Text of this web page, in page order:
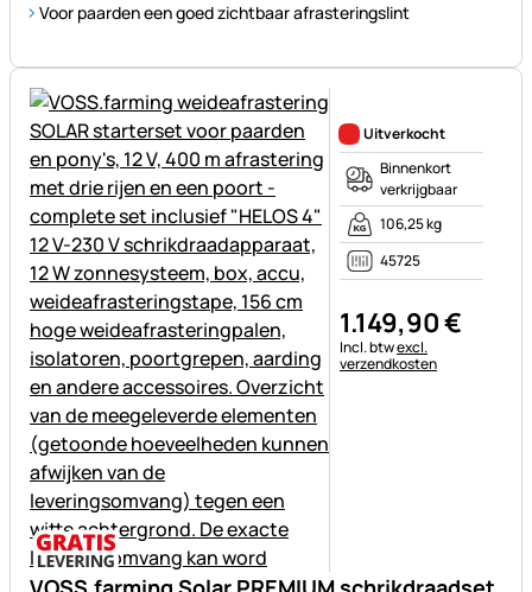
Voor paarden een goed zichtbaar afrasteringslint
Uitverkocht
Binnenkort
verkrijgbaar
106,25 kg
45725
1.149,90€
Belastinginformatie:
Incl. btwexcl.
verzendkosten